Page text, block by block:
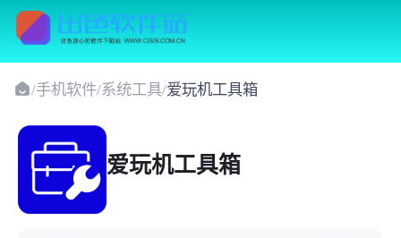
/手机软件/系统工具/爱玩机工具箱
爱玩机工具箱